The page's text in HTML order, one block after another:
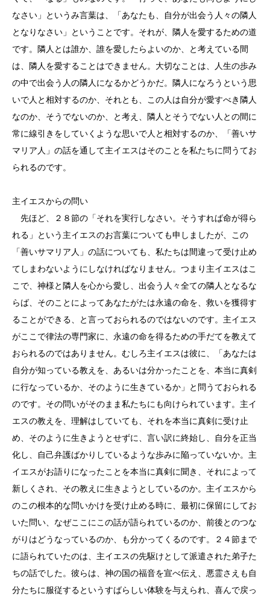
なさい」というみ言葉は、「あなたも、自分が出会う人々の隣人
となりなさい」ということです。それが、隣人を愛するための道
です。隣人とは誰か、誰を愛したらよいのか、と考えている間
は、隣人を愛することはできません。大切なことは、人生の歩み
の中で出会う人の隣人になるかどうかだ。隣人になろうという思
いで人と相対するのか、それとも、この人は自分が愛すべき隣人
なのか、そうでないのか、と考え、隣人とそうでない人との間に
常に線引きをしていくような思いで人と相対するのか、「善いサ
マリア人」の話を通して主イエスはそのことを私たちに問うてお
られるのです。
主イエスからの問い
先ほど、２８節の「それを実行しなさい。そうすれば命が得ら
れる」という主イエスのお言葉についても申しましたが、この
「善いサマリア人」の話についても、私たちは間違って受け止め
てしまわないようにしなければなりません。つまり主イエスはこ
こで、神様と隣人を心から愛し、出会う人々全ての隣人となるな
らば、そのことによってあなたがたは永遠の命を、救いを獲得す
ることができる、と言っておられるのではないのです。主イエス
がここで律法の専門家に、永遠の命を得るための手だてを教えて
おられるのではありません。むしろ主イエスは彼に、「あなたは
自分が知っている教えを、あるいは分かったことを、本当に真剣
に行なっているか、そのように生きているか」と問うておられる
のです。その問いがそのまま私たちにも向けられています。主イ
エスの教えを、理解はしていても、それを本当に真剣に受け止
め、そのように生きようとせずに、言い訳に終始し、自分を正当
化し、自己弁護ばかりしているような歩みに陥っていないか。主
イエスがお語りになったことを本当に真剣に聞き、それによって
新しくされ、その教えに生きようとしているのか。主イエスから
のこの根本的な問いかけを受け止める時に、最初に保留にしてお
いた問い、なぜここにこの話が語られているのか、前後とのつな
がりはどうなっているのか、も分かってくるのです。２４節まで
に語られていたのは、主イエスの先駆けとして派遣された弟子た
ちの話でした。彼らは、神の国の福音を宣べ伝え、悪霊さえも自
分たちに服従するというすばらしい体験を与えられ、喜んで戻っ